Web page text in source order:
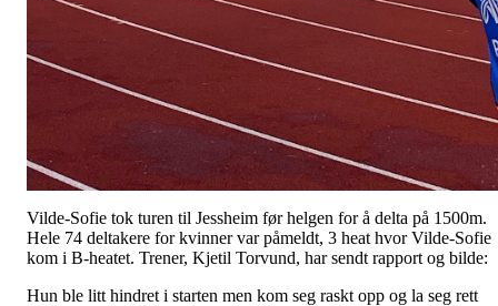
Vilde-Sofie tok turen til Jessheim før helgen for å delta på 1500m.
Hele 74 deltakere for kvinner var påmeldt, 3 heat hvor Vilde-Sofie
kom i B-heatet. Trener, Kjetil Torvund, har sendt rapport og bilde:
Hun ble litt hindret i starten men kom seg raskt opp og la seg rett